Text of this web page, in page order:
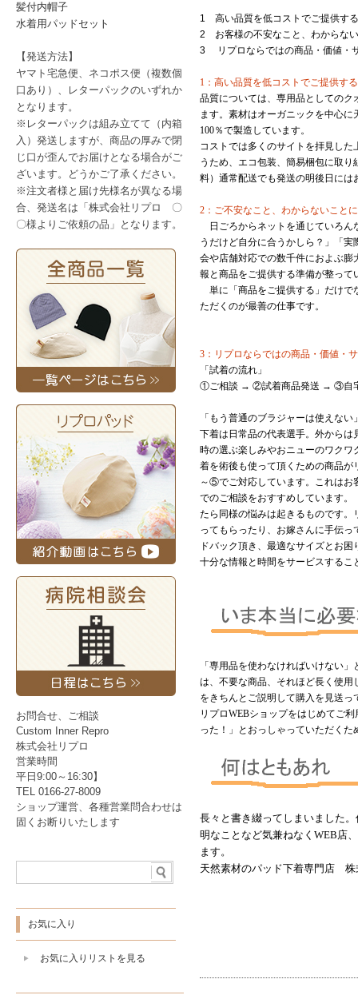
1 高い品質を低コストでご提供す
2 お客様の不安なこと、わからな
3
リプロならではの商品・価値・
1：高い品質を低コストでご提供する
品質については、専用品としての
ます。素材はオーガニックを中心
100％で製造しています。
コストでは多くのサイトを拝見し
うため、エコ包装、簡易梱包に取
料）通常配送でも発送の明後日には
2：ご不安なこと、わからないこと
日ごろからネットを通じていろん
うだけど自分に合うかしら？」「
会や店舗対応での数千件におよぶ
報と商品をご提供する準備が整って
単に「商品をご提供する」だけで
ただくのが最善の仕事です。
3：リプロならではの商品・価値・
「試着の流れ」
①ご相談 → ②試着商品発送 → ③自
「もう普通のブラジャーは使えな
下着は日常品の代表選手。外から
時の選ぶ楽しみやおニューのワク
着を術後も使って頂くための商品
～⑤でご対応しています。これはお
でのご相談をおすすめしています
たら同様の悩みは起きるものです
ってもらったり、お嫁さんに手伝
ドバック頂き、最適なサイズとお
十分な情報と時間をサービスする
「専用品を使わなければいけない
は、不要な商品、それほど長く使
をきちんとご説明して購入を見送
リプロWEBショップをはじめてご
った！」とおっしゃっていただく
長々と書き綴ってしまいました
明なことなど気兼ねなくWEB店
ます。
天然素材のパッド下着専門店
髪付内帽子
水着用パッドセット
【発送方法】
ヤマト宅急便、ネコポス便 （複数個
口あり） 、レターパックのいずれか
となります。
※レターパックは組み立てて（内箱
入）発送しますが、商品の厚みで閉
じ口が歪んでお届けとなる場合がご
ざいます。どうかご了承ください。
※注文者様と届け先様名が異なる場
合、発送名は「株式会社リプロ 〇
〇様よりご依頼の品」となります。
お問合せ、ご相談
Custom Inner Repro
株式会社リプロ
営業時間
平日9:00～16:30】
TEL 0166-27-8009
ショップ運営、各種営業問合わせは
固くお断りいたします
お気に入り
お気に入りリストを見る